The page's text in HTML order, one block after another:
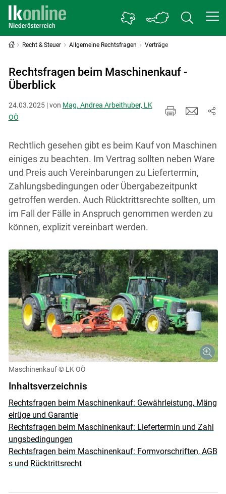
Skip to main content
Recht & Steuer Allgemeine Rechtsfragen Verträge
Rechtsfragen beim Maschinenkauf -
Überblick
24.03.2025 | von Mag. Andrea Arbeithuber, LK
OÖ
Rechtlich gesehen gibt es beim Kauf von Maschinen
einiges zu beachten. Im Vertrag sollten neben Ware
und Preis auch Vereinbarungen zu Liefertermin,
Zahlungsbedingungen oder Übergabezeitpunkt
getroffen werden. Auch Rücktrittsrechte sollten, um
im Fall der Fälle in Anspruch genommen werden zu
können, explizit vereinbart werden.
Maschinenkauf © LK OÖ
Inhaltsverzeichnis
Rechtsfragen beim Maschinenkauf: Gewährleistung, Mäng
elrüge und Garantie
Rechtsfragen beim Maschinenkauf: Liefertermin und Zahl
ungsbedingungen
Rechtsfragen beim Maschinenkauf: Formvorschriften, AGB
s und Rücktrittsrecht